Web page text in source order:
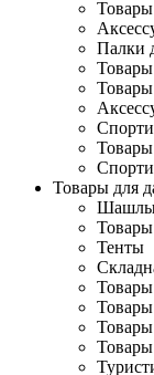
Товары
Палки
Товары
Товары для
Тенты
Товары